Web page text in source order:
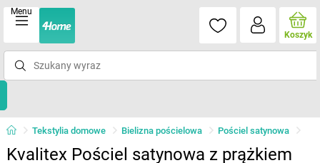
Menu
Koszyk
Tekstylia domowe Bielizna pościelowa Pościel satynowa
Kvalitex Pościel satynowa z prążkiem